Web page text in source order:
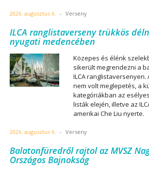
2026. augusztus 6. - Verseny
ILCA ranglistaverseny trükkös
nyugati medencében
Közepes és élénk
sikerült megrendezni a
ILCA
nem volt meglepetés, a
kategóriákban az
listák elején, illetve az
amerikai Che Liu nyerte.
2026. augusztus 6. - Verseny
Balatonfüredről rajtol az MVSZ
Országos Bajnokság